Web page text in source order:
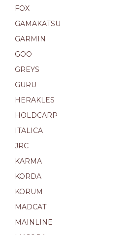
FOX
GAMAKATSU
GARMIN
GOO
GREYS
GURU
HERAKLES
HOLDCARP
ITALICA
JRC
KARMA
KORDA
KORUM
MADCAT
MAINLINE